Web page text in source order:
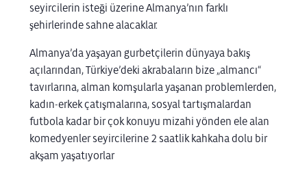
seyircilerin isteği üzerine Almanya’nın farklı
şehirlerinde sahne alacaklar.
Almanya’da yaşayan gurbetçilerin dünyaya bakış
açılarından, Türkiye’deki akrabaların bize „almancı“
tavırlarına, alman komşularla yaşanan problemlerden,
kadın-erkek çatışmalarına, sosyal tartışmalardan
futbola kadar bir çok konuyu mizahi yönden ele alan
komedyenler seyircilerine 2 saatlik kahkaha dolu bir
akşam yaşatıyorlar